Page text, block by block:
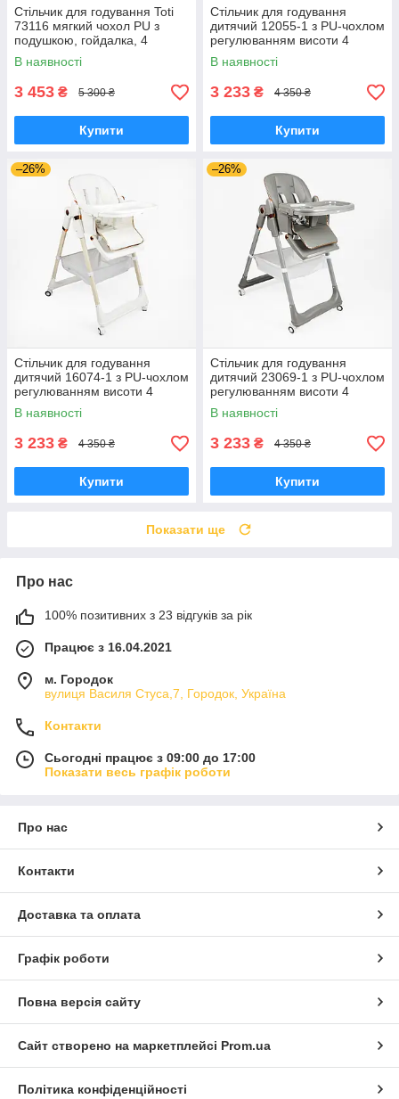
Стільчик для годування Toti
73116 мягкий чохол PU з
подушкою, гойдалка, 4
колеса, з’ємний столик
В наявності
3 453 ₴ 5 300 ₴
Купити
Стільчик для годування
дитячий 12055-1 з PU-чохлом
регулюванням висоти 4
колесами знімним столиком
бежевий
В наявності
3 233 ₴ 4 350 ₴
Купити
–26%
Стільчик для годування
дитячий 16074-1 з PU-чохлом
регулюванням висоти 4
колесами знімним столиком
білий
В наявності
3 233 ₴ 4 350 ₴
Купити
–26%
Стільчик для годування
дитячий 23069-1 з PU-чохлом
регулюванням висоти 4
колесами знімним столиком
сірий
В наявності
3 233 ₴ 4 350 ₴
Купити
Показати ще
Про нас
100% позитивних з 23 відгуків за рік
Працює з 16.04.2021
м. Городок
вулиця Василя Стуса,7, Городок, Україна
Контакти
Сьогодні працює з 09:00 до 17:00
Показати весь графік роботи
Про нас
Контакти
Доставка та оплата
Графік роботи
Повна версія сайту
Сайт створено на маркетплейсі Prom.ua
Політика конфіденційності